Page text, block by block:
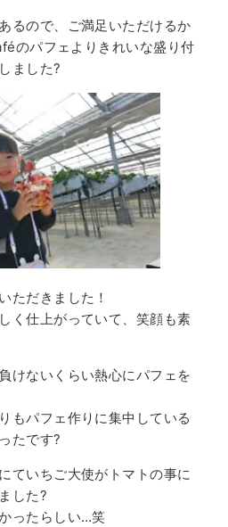
るので、ご満足いただけるか
のパフェよりきれいな盛り付
ました?
ただきました！
く仕上がっていて、笑顔も素
けないくらい熱心にパフェを
もパフェ作りに集中している
たです?
ていちご大使がトマトの事に
した?
ったらしい…笑